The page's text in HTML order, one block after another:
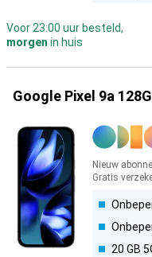
Voor 23:00 uur besteld,
morgen in huis
Google Pixel 9a
Nieuw
Gratis
20 GB